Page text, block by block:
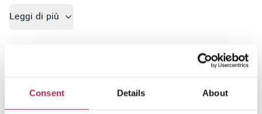
Consent Details About
Leggi di più
adatta alle famiglie. La casa si trova a Cala Vadella, Ibiza.